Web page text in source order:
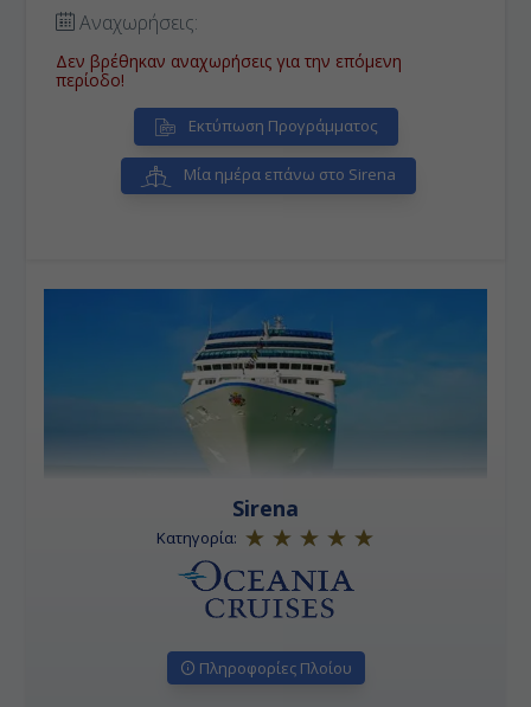
παγκόσμιας πολιτιστικής κληρονομιάς.
• Ρόδος:Είναι ο κυριότερος μαγνήτης μαζικού
τουρισμού στην Ελλάδα. Μια πόλη απο το παρελθόν
μέσα στην Ρόδο, καθώς ένα από τα σημαντικότερα
αξιοθέατα του νησιού είναι η Μεσαιωνική Πόλη, που
αποτελεί Μνημείο Παγκόσμιας Κληρονομιάς και
περιλαμβάνεται στον κατάλογο της UNESCO.
• Κουσάντασι (Αρχ. Έφεσος):Το λιμάνι για την
επίσκεψη στην Αρχαία Έφεσσο, ένα από τα
μεγαλύτερα υπαίθρια μουσεία στον κόσμο, η οποία
Το σημαντικότερο βιομηχανικό κέντρο
της χώρας και το μεγαλύτερο εμπορικό κέντρο της
ελληνικής οικονομίας, ενώ διαθέτει το μεγαλύτερο,
σε επιβατική κίνηση, λιμένα της Ευρώπης συνδέοντας
ακτοπλοϊκά την πρωτεύουσα με τα νησιά του
Αναχωρήσεις:
Δεν βρέθηκαν αναχωρήσεις για την επόμενη
περίοδο!
Εκτύπωση Προγράμματος
Μία ημέρα επάνω στο Sirena
Sirena
Κατηγορία:
Πληροφορίες Πλοίου